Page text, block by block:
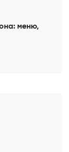
меню,